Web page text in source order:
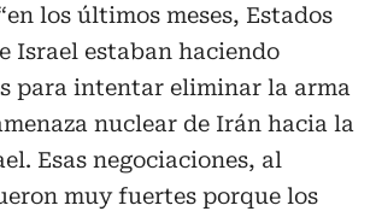
los últimos meses, Estados
Israel estaban haciendo
para intentar eliminar la arma
nuclear de Irán hacia la
Esas negociaciones, al
muy fuertes porque los